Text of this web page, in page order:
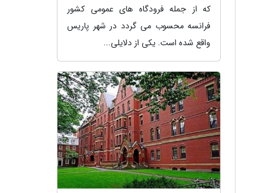
که از جمله فرودگاه های عمومی کشور
فرانسه محسوب می گردد در شهر پاریس
واقع شده است. یکی از دلایلی...